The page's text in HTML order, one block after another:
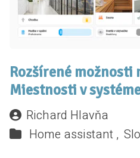
Rozšírené možnosti
Miestnosti v
Richard Hlavňa
Home assistant ,